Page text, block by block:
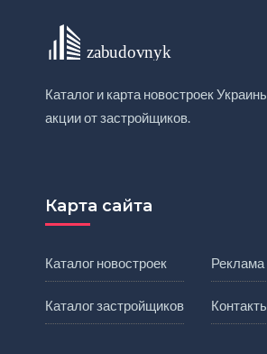
Каталог и карта новостроек
акции от застройщиков.
Карта сайта
Каталог новостроек
Каталог застройщиков
Реклама